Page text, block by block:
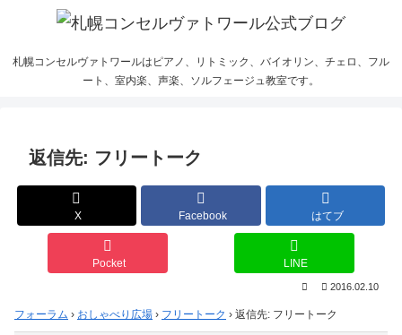
札幌コンセルヴァトワールはピアノ、リトミック、バイオリン、チェロ、フル
ート、室内楽、声楽、ソルフェージュ教室です。
返信先: フリートーク
X Facebook はてブ
Pocket LINE
2016.02.10
フォーラム › おしゃべり広場 › フリートーク › 返信先: フリートーク